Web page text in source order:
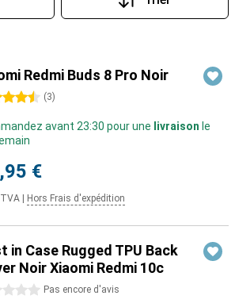
Redmi Buds 8 Pro Noir
(3)
avant 23:30 pour une livraison le
€
Hors Frais d'expédition
in Case Rugged TPU Back
Noir Xiaomi Redmi 10c
Pas encore d'avis